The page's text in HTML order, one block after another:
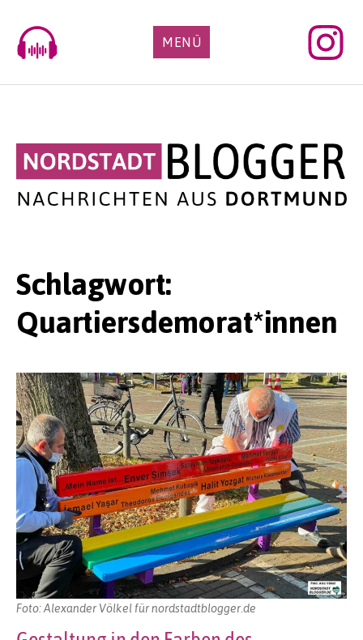
content
MENÜ
Schlagwort:
Quartiersdemorat*innen
Foto: Alexander Völkel für nordstadtblogger.de